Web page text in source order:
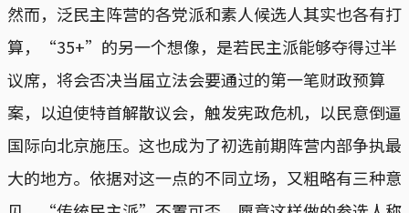
然而，泛民主阵营的各党派和素人候选人其实也各有打
算，“35+”的另一个想像，是若民主派能够夺得过半
议席，将会否决当届立法会要通过的第一笔财政预算
案，以迫使特首解散议会，触发宪政危机，以民意倒逼
国际向北京施压。这也成为了初选前期阵营内部争执最
大的地方。依据对这一点的不同立场，又粗略有三种意